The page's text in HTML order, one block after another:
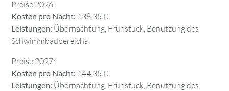
Preise 2026:
Kosten pro Nacht: 138,35 €
Leistungen: Übernachtung, Frühstück, Benutzung des
Schwimmbadbereichs
Preise 2027:
Kosten pro Nacht: 144,35 €
Leistungen: Übernachtung, Frühstück, Benutzung des